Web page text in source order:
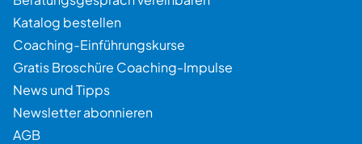
Katalog bestellen
Coaching-Einführungskurse
Gratis Broschüre Coaching-Impulse
News und Tipps
Newsletter abonnieren
AGB